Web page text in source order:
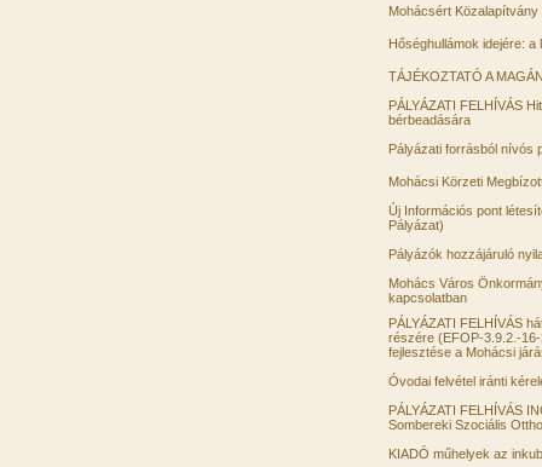
Mohácsért
Hőséghullámok idejére: a
TÁJÉKOZTATÓ A
PÁLYÁZATI FELHÍVÁS
bérbeadására
Pályázati forrásból nívós
Mohácsi Körzeti
Új Információs pont
Pályázat)
Pályázók hozzájáruló
Mohács Város
kapcsolatban
PÁLYÁZATI FELHÍVÁS
részére (EFOP-3.9.2.-
fejlesztése a Mohácsi
Óvodai felvétel iránti
PÁLYÁZATI FELHÍVÁS
Sombereki Szociális
KIADÓ műhelyek az